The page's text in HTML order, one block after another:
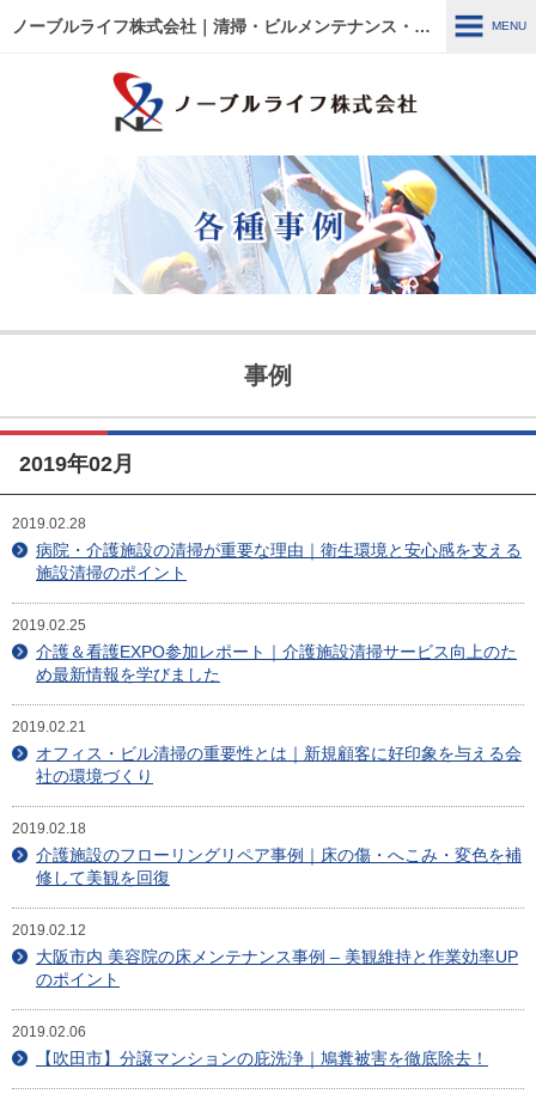
ノーブルライフ株式会社｜清掃・ビルメンテナンス・施設管理・改修工事｜大阪・兵庫・京都・滋賀・東京 MENU
各種事例
ノーブルライフの強み・特徴
ウルトラフロアケア
エアコン関連 ～修繕・入
替・クリーニング～
目安・価格表
会社概要
事例
2019年02月
2019.02.28
病院・介護施設の清掃が重要な理由｜衛生環境と安心感を支える
施設清掃のポイント
2019.02.25
介護＆看護EXPO参加レポート｜介護施設清掃サービス向上のた
め最新情報を学びました
2019.02.21
オフィス・ビル清掃の重要性とは｜新規顧客に好印象を与える会
社の環境づくり
2019.02.18
介護施設のフローリングリペア事例｜床の傷・へこみ・変色を補
修して美観を回復
2019.02.12
大阪市内 美容院の床メンテナンス事例 – 美観維持と作業効率UP
のポイント
2019.02.06
【吹田市】分譲マンションの庇洗浄｜鳩糞被害を徹底除去！